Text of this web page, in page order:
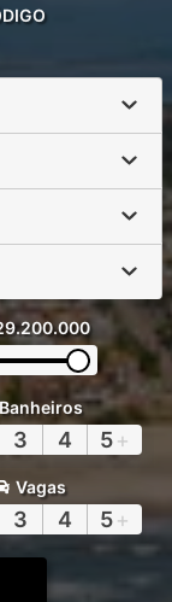
Banheiros
3 4 5+
Vagas
3 4 5+